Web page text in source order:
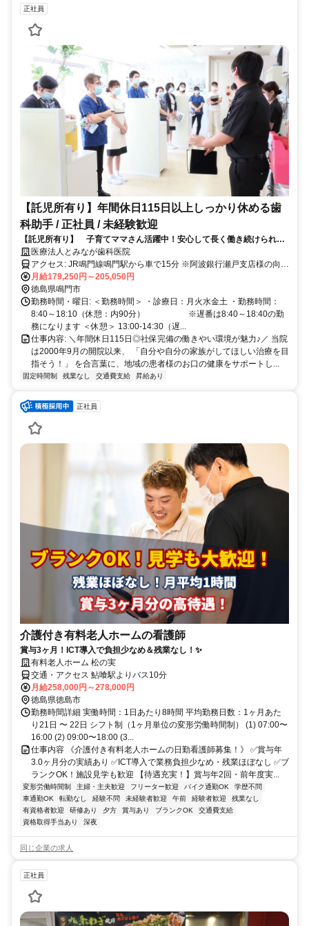
正社員
【託児所有り】年間休日115日以上しっかり休める歯
科助手 / 正社員 / 未経験歓迎
【託児所有り】 子育てママさん活躍中！安心して長く働き続けられま
す！医療法人とみなが歯科医院
アクセス: JR鳴門線鳴門駅から車で15分 ※阿波銀行瀬戸支店様の向か
いに当院がございます ※自家用車で通勤の方は、無料駐車場(医院か
ら徒歩1分以内)をお使い頂けます。
月給179,250円～205,050円
徳島県鳴門市
勤務時間・曜日: ＜勤務時間＞ ・診療日：月火水金土 ・勤務時間：
8:40～18:10（休憩：内90分） ※遅番は8:40～18:40の勤
務になります ＜休憩＞ 13:00-14:30（遅...
仕事内容: ＼年間休日115日◎社保完備の働きやい環境が魅力♪／ 当院
は2000年9月の開院以来、 「自分や自分の家族がしてほしい治療を目
指そう！」 を合言葉に、地域の患者様のお口の健康をサポートし...
固定時間制 残業なし 交通費支給 昇給あり
正社員
介護付き有料老人ホームの看護師
賞与3ヶ月！ICT導入で負担少なめ＆残業なし！✨
有料老人ホーム 松の実
交通・アクセス 鮎喰駅よりバス10分
月給258,000円～278,000円
徳島県徳島市
勤務時間詳細 実働時間：1日あたり8時間 平均勤務日数：1ヶ月あた
り21日 〜 22日 シフト制（1ヶ月単位の変形労働時間制） (1) 07:00〜
16:00 (2) 09:00〜18:00 (3...
仕事内容 《介護付き有料老人ホームの日勤看護師募集！》 ✅賞与年
3.0ヶ月分の実績あり ✅ICT導入で業務負担少なめ・残業ほぼなし ✅ブ
ランクOK！施設見学も歓迎 【待遇充実！】賞与年2回・前年度実...
変形労働時間制 主婦・主夫歓迎 フリーター歓迎 バイク通勤OK
学歴不問
車通勤OK
転勤なし 経験不問 未経験者歓迎 午前 経験者歓迎
残業なし
有資格者歓迎
研修あり 夕方 賞与あり ブランクOK
交通費支給
資格取得手当あり
深夜
同じ企業の求人
正社員